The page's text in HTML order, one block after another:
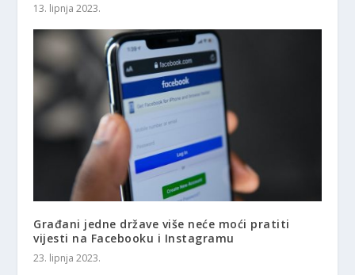
13. lipnja 2023.
Građani jedne države više neće moći pratiti
vijesti na Facebooku i Instagramu
23. lipnja 2023.